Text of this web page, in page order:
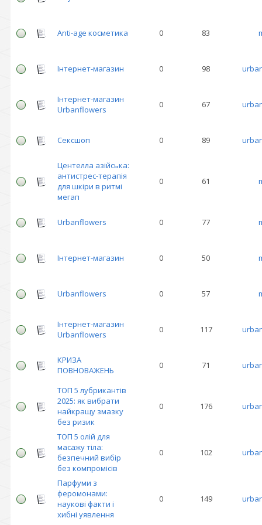
Anti-age косметика 0 83
Інтернет-магазин 0 98
Інтернет-магазин
Urbanflowers
0 67
Сексшоп 0 89
Центелла азійська:
антистрес-терапія
для шкіри в ритмі
мегап
0 61
Urbanflowers 0 77
Інтернет-магазин 0 50
Urbanflowers 0 57
Інтернет-магазин
Urbanflowers
0 117
КРИЗА
ПОВНОВАЖЕНЬ
0 71
ТОП 5 лубрикантів
2025: як вибрати
найкращу змазку
без ризик
0 176
ТОП 5 олій для
масажу тіла:
безпечний вибір
без компромісів
0 102
Парфуми з
феромонами:
наукові факти і
хибні уявлення
0 149